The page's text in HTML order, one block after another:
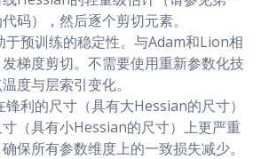
码），然后逐个剪切元素。
于预训练的稳定性。与Adam和Lion相
梯度剪切。不需要使用重新参数化技
度与层索引变化。
利的尺寸（具有大Hessian的尺寸）
（具有小Hessian的尺寸）上更严重
保所有参数维度上的一致损失减少。